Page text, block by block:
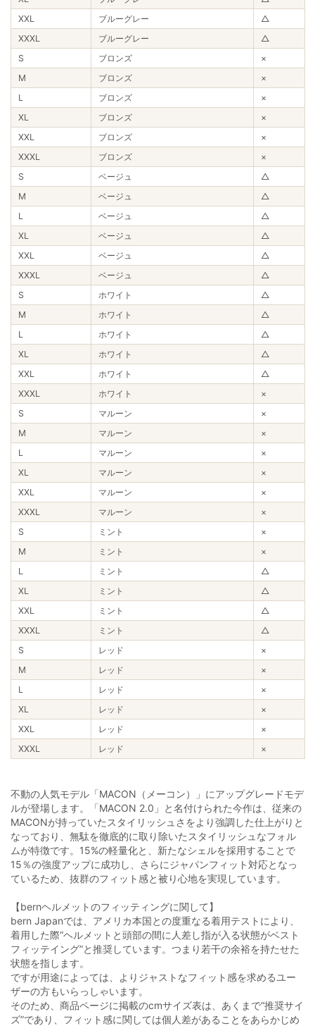
XXL
ブルーグレー
△
XXXL
ブルーグレー
△
S
ブロンズ
×
M
ブロンズ
×
L
ブロンズ
×
XL
ブロンズ
×
XXL
ブロンズ
×
XXXL
ブロンズ
×
S
ベージュ
△
M
ベージュ
△
L
ベージュ
△
XL
ベージュ
△
XXL
ベージュ
△
XXXL
ベージュ
△
S
ホワイト
△
M
ホワイト
△
L
ホワイト
△
XL
ホワイト
△
XXL
ホワイト
△
XXXL
ホワイト
×
S
マルーン
×
M
マルーン
×
L
マルーン
×
XL
マルーン
×
XXL
マルーン
×
XXXL
マルーン
×
S
ミント
×
M
ミント
×
L
ミント
△
XL
ミント
△
XXL
ミント
△
XXXL
ミント
△
S
レッド
×
M
レッド
×
L
レッド
×
XL
レッド
×
XXL
レッド
×
XXXL
レッド ×
不動の人気モデル「MACON（メーコン）」にアップグレードモデ
ルが登場します。「MACON 2.0」と名付けられた今作は、従来の
MACONが持っていたスタイリッシュさをより強調した仕上がりと
なっており、無駄を徹底的に取り除いたスタイリッシュなフォル
ムが特徴です。15%の軽量化と、新たなシェルを採用することで
15％の強度アップに成功し、さらにジャパンフィット対応となっ
ているため、抜群のフィット感と被り心地を実現しています。
【bernヘルメットのフィッティングに関して】
bern Japanでは、アメリカ本国との度重なる着用テストにより、
着用した際“ヘルメットと頭部の間に人差し指が入る状態がベスト
フィッテイング”と推奨しています。つまり若干の余裕を持たせた
状態を指します。
ですが用途によっては、よりジャストなフィット感を求めるユー
ザーの方もいらっしゃいます。
そのため、商品ページに掲載のcmサイズ表は、あくまで“推奨サイ
ズ”であり、フィット感に関しては個人差があることをあらかじめ